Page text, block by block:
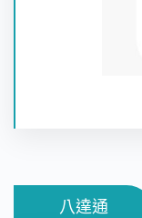
騙號碼, 讓您輕
八達通